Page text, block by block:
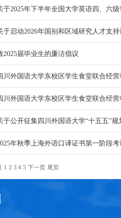
于2025年下半年全国大学英语四、六
于启动2026年国别和区域研究人才支
2025届毕业生的廉洁倡议
川外国语大学东校区学生食堂联合经
川外国语大学东校区学生食堂联合经
于公开征集四川外国语大学“十五五”
年秋季上海外语口译证书第一阶段
1 2 3 4 5 下一页 尾页